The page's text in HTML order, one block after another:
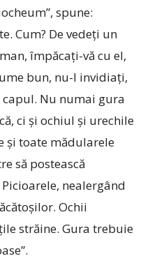
spune:
Cum? De vedeți un
împăcați-vă cu el,
bun, nu-l invidiaţi,
Nu numai gura
ci și ochiul și urechile
și toate mădularele
să postească
nealergând
Ochii
străine. Gura trebuie